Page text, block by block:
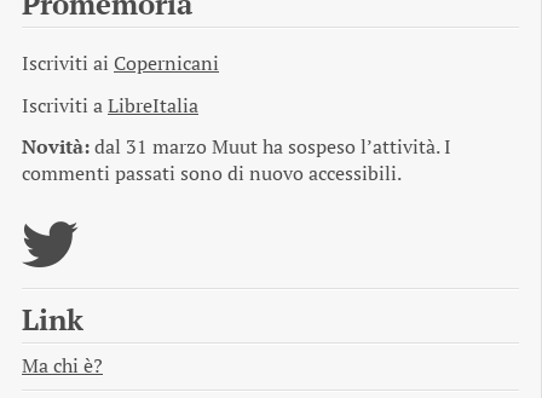
Iscriviti ai Copernicani
Iscriviti aLibreItalia
Novità:dal 31 marzo Muut ha sospeso l’attività. I
commenti passati sono di nuovo accessibili.
Link
Ma chi è?